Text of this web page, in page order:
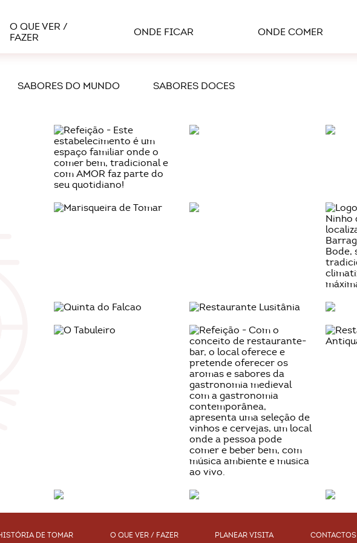
O QUE VER /
FAZER
ONDE FICAR ONDE COMER
SABORES DO MUNDO SABORES DOCES
DE TOMAR
O QUE VER / FAZER
PLANEAR VISITA
CONTACTOS